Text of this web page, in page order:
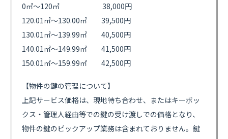
0㎡～120㎡ 38,000円
120.01㎡～130.00㎡ 39,500円
130.01㎡～139.99㎡ 40,500円
140.01㎡～149.99㎡ 41,500円
150.01㎡～159.99㎡ 42,500円
【物件の鍵の管理について】
上記サービス価格は、現地待ち合わせ、またはキーボッ
クス・管理人経由等での鍵の受け渡しでの価格となり、
物件の鍵のピックアップ業務は含まれておりません。鍵